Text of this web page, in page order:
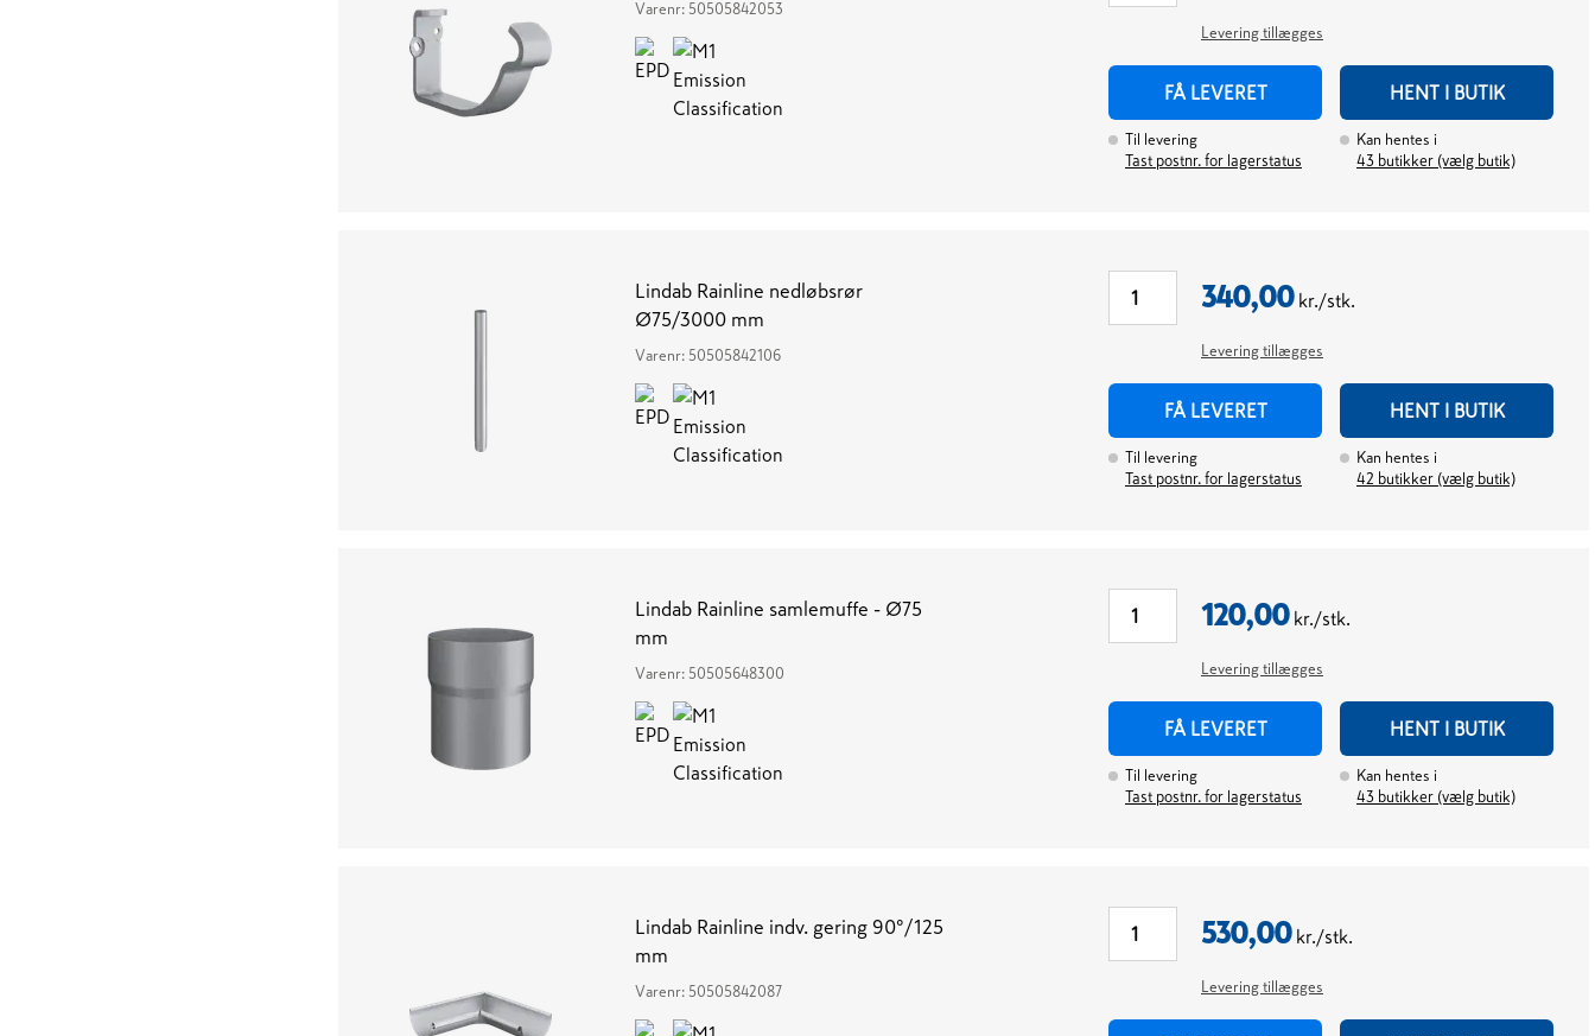
Varenr: 50505842053
Levering tillægges
FÅ LEVERET HENT I BUTIK
Til levering
Tast postnr. for lagerstatus
Kan hentes i
43 butikker (vælg butik)
Lindab Rainline nedløbsrør
Ø75/3000 mm
Varenr: 50505842106
340,00 kr./stk.
Levering tillægges
FÅ LEVERET HENT I BUTIK
Til levering
Tast postnr. for lagerstatus
Kan hentes i
42 butikker (vælg butik)
Lindab Rainline samlemuffe - Ø75
mm
Varenr: 50505648300
120,00 kr./stk.
Levering tillægges
FÅ LEVERET HENT I BUTIK
Til levering
Tast postnr. for lagerstatus
Kan hentes i
43 butikker (vælg butik)
Lindab Rainline indv. gering 90°/125
mm
Varenr: 50505842087
530,00 kr./stk.
Levering tillægges